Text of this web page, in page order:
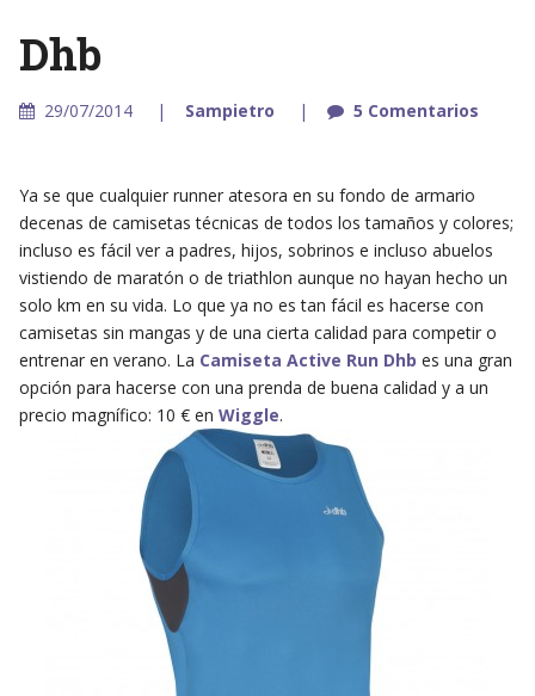
Dhb
29/07/2014 Sampietro 5 Comentarios
Ya se que cualquier runner atesora en su fondo de armario
decenas de camisetas técnicas de todos los tamaños y colores;
incluso es fácil ver a padres, hijos, sobrinos e incluso abuelos
vistiendo de maratón o de triathlon aunque no hayan hecho un
solo km en su vida. Lo que ya no es tan fácil es hacerse con
camisetas sin mangas y de una cierta calidad para competir o
entrenar en verano. La Camiseta Active Run Dhb es una gran
opción para hacerse con una prenda de buena calidad y a un
precio magnífico: 10 € en Wiggle.